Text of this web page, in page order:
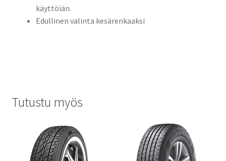
käyttöiän.
Edullinen valinta kesärenkaaksi
Tutustu myös